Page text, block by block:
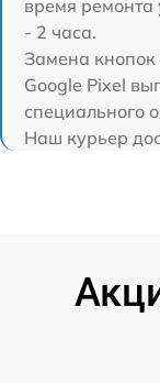
время ремонта
- 2 часа.
Замена
Google Pixel
специального
Наш курьер